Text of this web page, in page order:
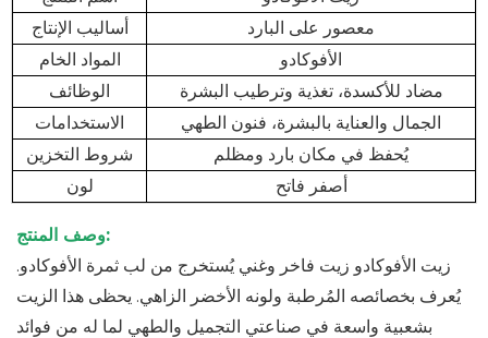
أساليب الإنتاج
معصور على البارد
المواد الخام
الأفوكادو
الوظائف
مضاد للأكسدة،تغذية وترطيب البشرة
الاستخدامات
الجمال والعناية بالبشرة، فنون الطهي
شروط التخزين
يُحفظ في مكان بارد ومظلم
لون
أصفر فاتح
وصف المنتج:
زيت الأفوكادو زيت فاخر وغني يُستخرج من لب ثمرة الأفوكادو.
يُعرف بخصائصه المُرطبة ولونه الأخضر الزاهي. يحظى هذا الزيت
بشعبية واسعة في صناعتي التجميل والطهي لما له من فوائد